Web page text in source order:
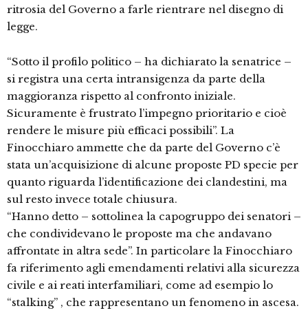
ritrosia del Governo a farle rientrare nel disegno di
legge.
“Sotto il profilo politico – ha dichiarato la senatrice –
si registra una certa intransigenza da parte della
maggioranza rispetto al confronto iniziale.
Sicuramente è frustrato l’impegno prioritario e cioè
rendere le misure più efficaci possibili”. La
Finocchiaro ammette che da parte del Governo c’è
stata un’acquisizione di alcune proposte PD specie per
quanto riguarda l’identificazione dei clandestini, ma
sul resto invece totale chiusura.
“Hanno detto – sottolinea la capogruppo dei senatori –
che condividevano le proposte ma che andavano
affrontate in altra sede”. In particolare la Finocchiaro
fa riferimento agli emendamenti relativi alla sicurezza
civile e ai reati interfamiliari, come ad esempio lo
“stalking” , che rappresentano un fenomeno in ascesa.